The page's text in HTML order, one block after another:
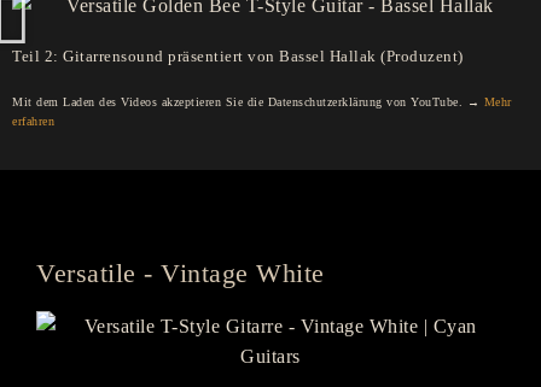
Teil 2: Gitarrensound präsentiert von Bassel Hallak (Produzent)
Mit dem Laden des Videos akzeptieren Sie die Datenschutzerklärung von YouTube. → Mehr
erfahren
Versatile - Vintage White